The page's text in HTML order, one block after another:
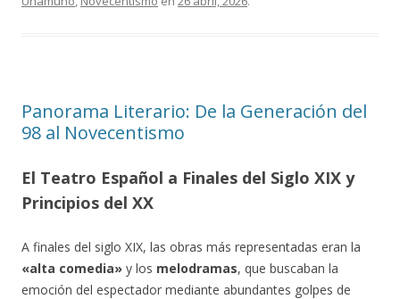
Panorama Literario: De la Generación del
98 al Novecentismo
El Teatro Español a Finales del Siglo XIX y
Principios del XX
A finales del siglo XIX, las obras más representadas eran la
«alta comedia» y los melodramas, que buscaban la
emoción del espectador mediante abundantes golpes de